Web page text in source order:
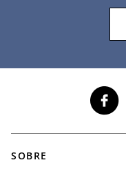
SOBRE